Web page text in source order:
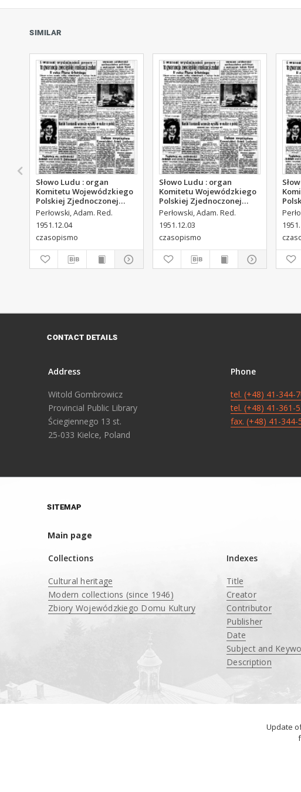
SIMILAR
Słowo Ludu : organ
Komitetu Wojewódzkiego
Polskiej Zjednoczonej
Partii Robotniczej, 1951,
R.3, nr 313
Perłowski, Adam. Red.
1951.12.04
czasopismo
Słowo Ludu : organ
Komitetu Wojewódzkiego
Polskiej Zjednoczonej
Partii Robotniczej, 1951,
R.3, nr 312
Perłowski, Adam. Red.
1951.12.03
czasopismo
R.3,
CONTACT DETAILS
Address
Witold Gombrowicz
Provincial Public Library
Ściegiennego 13 st.
25-033 Kielce, Poland
Phone
tel. (+48) 41-344-
tel. (+48) 41-361-
fax. (+48) 41-344-
SITEMAP
Main page
Collections
Cultural heritage
Modern collections (since 1946)
Zbiory Wojewódzkiego Domu Kultury
Indexes
Title
Creator
Contributor
Publisher
Date
Subject and
Description
Update